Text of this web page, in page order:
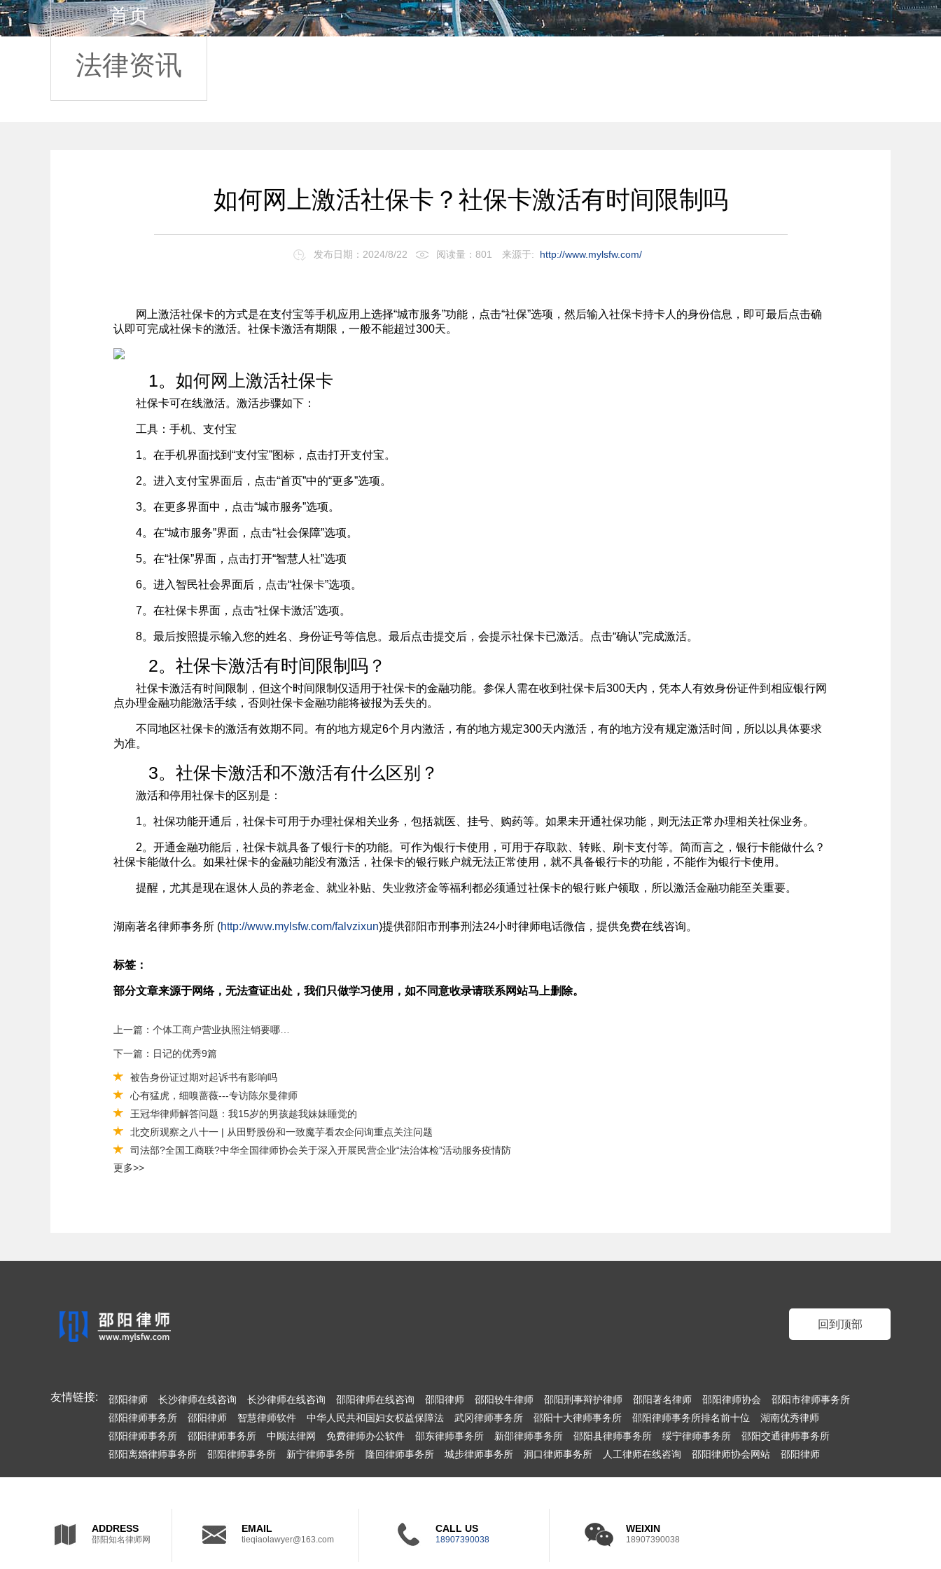
首页
法律资讯
如何网上激活社保卡？社保卡激活有时间限制吗
发布日期：2024/8/22 阅读量：801 来源于: http://www.mylsfw.com/
网上激活社保卡的方式是在支付宝等手机应用上选择“城市服务”功能，点击“社保”选项，然后输入社保卡持卡人的身份信息，即可最后点击确
认即可完成社保卡的激活。社保卡激活有期限，一般不能超过300天。
1。如何网上激活社保卡
社保卡可在线激活。激活步骤如下：
工具：手机、支付宝
1。在手机界面找到“支付宝”图标，点击打开支付宝。
2。进入支付宝界面后，点击“首页”中的“更多”选项。
3。在更多界面中，点击“城市服务”选项。
4。在“城市服务”界面，点击“社会保障”选项。
5。在“社保”界面，点击打开“智慧人社”选项
6。进入智民社会界面后，点击“社保卡”选项。
7。在社保卡界面，点击“社保卡激活”选项。
8。最后按照提示输入您的姓名、身份证号等信息。最后点击提交后，会提示社保卡已激活。点击“确认”完成激活。
2。社保卡激活有时间限制吗？
社保卡激活有时间限制，但这个时间限制仅适用于社保卡的金融功能。参保人需在收到社保卡后300天内，凭本人有效身份证件到相应银行网
点办理金融功能激活手续，否则社保卡金融功能将被报为丢失的。
不同地区社保卡的激活有效期不同。有的地方规定6个月内激活，有的地方规定300天内激活，有的地方没有规定激活时间，所以以具体要求
为准。
3。社保卡激活和不激活有什么区别？
激活和停用社保卡的区别是：
1。社保功能开通后，社保卡可用于办理社保相关业务，包括就医、挂号、购药等。如果未开通社保功能，则无法正常办理相关社保业务。
2。开通金融功能后，社保卡就具备了银行卡的功能。可作为银行卡使用，可用于存取款、转账、刷卡支付等。简而言之，银行卡能做什么？
社保卡能做什么。如果社保卡的金融功能没有激活，社保卡的银行账户就无法正常使用，就不具备银行卡的功能，不能作为银行卡使用。
提醒，尤其是现在退休人员的养老金、就业补贴、失业救济金等福利都必须通过社保卡的银行账户领取，所以激活金融功能至关重要。
湖南著名律师事务所 (http://www.mylsfw.com/falvzixun)提供邵阳市刑事刑法24小时律师电话微信，提供免费在线咨询。
标签：
部分文章来源于网络，无法查证出处，我们只做学习使用，如不同意收录请联系网站马上删除。
下一篇：日记的优秀9篇
被告身份证过期对起诉书有影响吗
心有猛虎，细嗅蔷薇---专访陈尔曼律师
王冠华律师解答问题：我15岁的男孩趁我妹妹睡觉的
北交所观察之八十一 | 从田野股份和一致魔芋看农企问询重点关注问题
司法部?全国工商联?中华全国律师协会关于深入开展民营企业“法治体检”活动服务疫情防
更多>>
回到顶部
友情链接: 邵阳律师 长沙律师在线咨询 长沙律师在线咨询 邵阳律师在线咨询 邵阳律师 邵阳较牛律师 邵阳刑事辩护律师 邵阳著名律师 邵阳律师协会
邵阳市律师事务所
邵阳律师事务所
邵阳律师 智慧律师软件 中华人民共和国妇女权益保障法 武冈律师事务所 邵阳十大律师事务所 邵阳律师事务所排名前十位
湖南优秀律师
邵阳律师事务所
邵阳律师事务所 中顾法律网 免费律师办公软件 邵东律师事务所 新邵律师事务所 邵阳县律师事务所 绥宁律师事务所
邵阳交通律师事务所
邵阳离婚律师事务所
邵阳律师事务所 新宁律师事务所 隆回律师事务所 城步律师事务所 洞口律师事务所 人工律师在线咨询 邵阳律师协会网站 邵阳律师
ADDRESS
邵阳知名律师网
EMAIL
tieqiaolawyer@163.com
CALL US
18907390038
WEIXIN
18907390038